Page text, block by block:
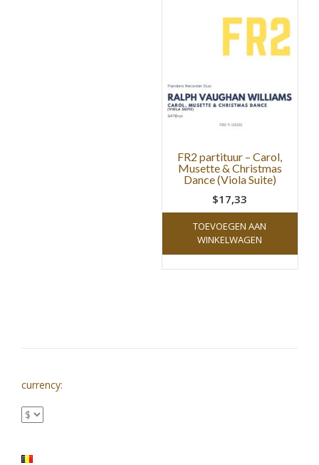
FR2 partituur – Carol,
Musette & Christmas
Dance (Viola Suite)
$17,33
TOEVOEGEN AAN
WINKELWAGEN
currency: